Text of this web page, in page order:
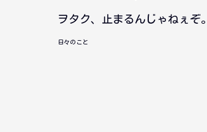
ヲタク、止まるんじゃねぇぞ。
日々のこと